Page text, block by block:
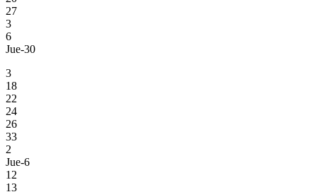
27
3
6
Jue-30
3
18
22
24
26
33
2
Jue-6
12
13